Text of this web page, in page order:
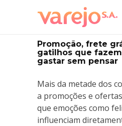
Promoção, frete
gatilhos que
gastar sem pensar
Mais da metade dos
a promoções e
que emoções como
influenciam